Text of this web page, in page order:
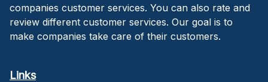
companies customer services. You can also rate and
review different customer services. Our goal is to
make companies take care of their customers.
Links